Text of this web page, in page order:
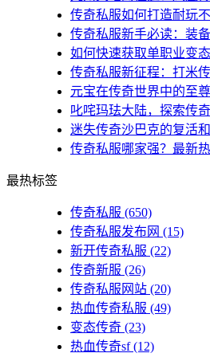
传奇私服如何打造耐玩
传奇私服新手必读：装
如何快速获取单职业变
传奇私服新征程：打米
元宝在传奇世界中的至
叱咤玛珐大陆，探索传
迷失传奇沙巴克的复活
传奇私服哪家强？最新
最热标签
传奇私服 (650)
传奇私服发布网 (15)
新开传奇私服 (22)
传奇新服 (26)
传奇私服网站 (20)
热血传奇私服 (49)
变态传奇 (23)
热血传奇sf(12)